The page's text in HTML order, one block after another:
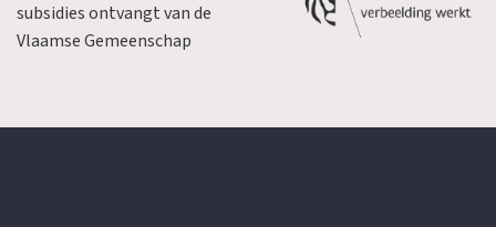
subsidies ontvangt van de
Vlaamse Gemeenschap